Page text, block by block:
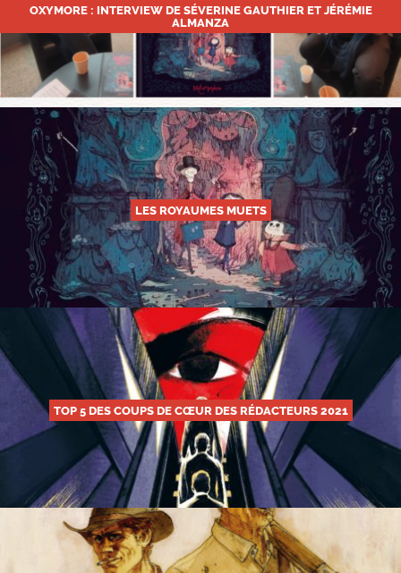
OXYMORE : INTERVIEW DE SÉVERINE GAUTHIER ET JÉRÉMIE
ALMANZA
LES ROYAUMES MUETS
TOP 5 DES COUPS DE CŒUR DES RÉDACTEURS 2021